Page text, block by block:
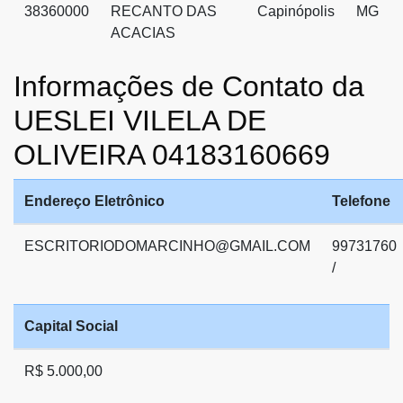
38360000
RECANTO DAS
ACACIAS
Capinópolis MG
Informações de Contato da
UESLEI VILELA DE
OLIVEIRA 04183160669
Endereço Eletrônico Telefone
ESCRITORIODOMARCINHO@GMAIL.COM
99731760
/
Capital Social
R$ 5.000,00